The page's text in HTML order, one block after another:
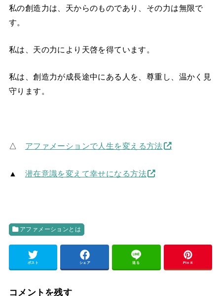
私の創造力は、天からのものであり、その力は無限で
す。
私は、天の力により天啓を得ています。
私は、創造力が成長途中にある人を、尊重し、温かく見
守ります。
△ アファメーションで人生を変える方法
▲ 潜在意識を変えて幸せになる方法
アファメーションとは
ポスト シェア 送る Pin it
コメントを残す